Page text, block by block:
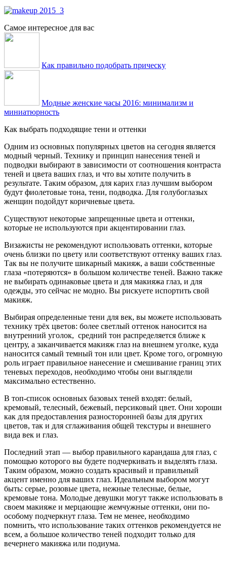
Самое интересное для вас
Как правильно подобрать прическу
Модные женские часы 2016: минимализм и
миниатюрность
Как выбрать подходящие тени и оттенки
Одним из основных популярных цветов на сегодня является
модный черный. Технику и принцип нанесения теней и
подводки выбирают в зависимости от соотношения контраста
теней и цвета ваших глаз, и что вы хотите получить в
результате. Таким образом, для карих глаз лучшим выбором
будут фиолетовые тона, тени, подводка. Для голубоглазых
женщин подойдут коричневые цвета.
Существуют некоторые запрещенные цвета и оттенки,
которые не используются при акцентировании глаз.
Визажисты не рекомендуют использовать оттенки, которые
очень близки по цвету или соответствуют оттенку ваших глаз.
Так вы не получите шикарный макияж, а ваши собственные
глаза «потеряются» в большом количестве теней. Важно также
не выбирать одинаковые цвета и для макияжа глаз, и для
одежды, это сейчас не модно. Вы рискуете испортить свой
макияж.
Выбирая определенные тени для век, вы можете использовать
технику трёх цветов: более светлый оттенок наносится на
внутренний уголок, средний тон распределяется ближе к
центру, а заканчивается макияж глаз на внешнем уголке, куда
наносится самый темный тон или цвет. Кроме того, огромную
роль играет правильное нанесение и смешивание границ этих
теневых переходов, необходимо чтобы они выглядели
максимально естественно.
В топ-список основных базовых теней входят: белый,
кремовый, телесный, бежевый, персиковый цвет. Они хороши
как для предоставления разносторонней базы для других
цветов, так и для сглаживания общей текстуры и внешнего
вида век и глаз.
Последний этап — выбор правильного карандаша для глаз, с
помощью которого вы будете подчеркивать и выделять глаза.
Таким образом, можно создать красивый и правильный
акцент именно для ваших глаз. Идеальным выбором могут
быть: серые, розовые цвета, нежные телесные, белые,
кремовые тона. Молодые девушки могут также использовать в
своем макияже и мерцающие жемчужные оттенки, они по-
особому подчеркнут глаза. Тем не менее, необходимо
помнить, что использование таких оттенков рекомендуется не
всем, а большое количество теней подходит только для
вечернего макияжа или подиума.